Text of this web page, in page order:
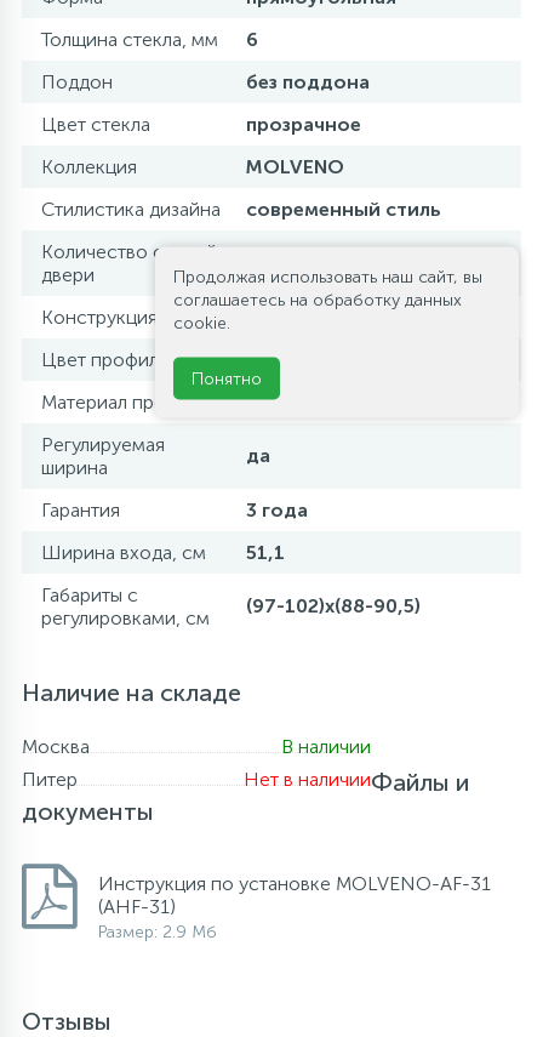
Толщина стекла, мм
6
Поддон
без поддона
Цвет стекла
прозрачное
Коллекция
MOLVENO
Стилистика дизайна
современный стиль
Количество секций
двери
Конструкция дверей
раздвижная
Цвет профиля
брашированное золото
Материал профиля
алюминий
Регулируемая
ширина
да
Гарантия
3 года
Ширина входа, см
51,1
Габариты с
регулировками, см
(97-102)х(88-90,5)
Наличие на складе
Москва
В наличии
Питер
Нет в наличииФайлы и
документы
Инструкция по установке MOLVENO-AF-31
(AHF-31)
Размер: 2.9 Мб
Отзывы
Продолжая использовать наш сайт, вы
соглашаетесь на обработку данных
cookie.
Понятно